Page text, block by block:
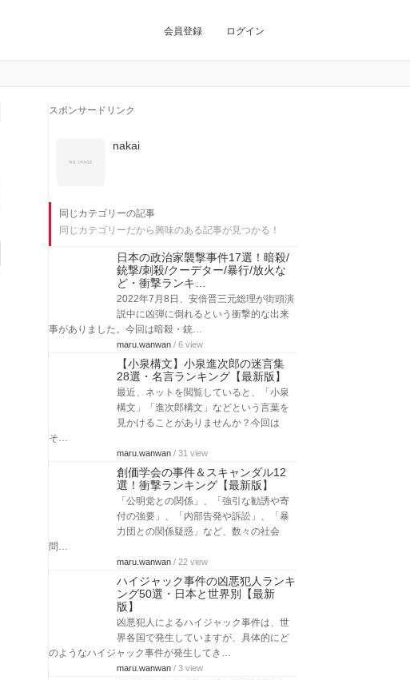
会員登録 ログイン
スポンサードリンク
nakai
同じカテゴリーの記事
同じカテゴリーだから興味のある記事が見つかる！
日本の政治家襲撃事件17選！暗殺/
銃撃/刺殺/クーデター/暴行/放火な
ど・衝撃ランキ…
2022年7月8日、安倍晋三元総理が街頭演
説中に凶弾に倒れるという衝撃的な出来
事がありました。今回は暗殺・銃…
maru.wanwan / 6 view
【小泉構文】小泉進次郎の迷言集
28選・名言ランキング【最新版】
最近、ネットを閲覧していると、「小泉
構文」「進次郎構文」などという言葉を
見かけることがありませんか？今回は
そ…
maru.wanwan / 31 view
創価学会の事件＆スキャンダル12
選！衝撃ランキング【最新版】
「公明党との関係」、「強引な勧誘や寄
付の強要」、「内部告発や訴訟」、「暴
力団との関係疑惑」など、数々の社会
問…
maru.wanwan / 22 view
ハイジャック事件の凶悪犯人ランキ
ング50選・日本と世界別【最新
版】
凶悪犯人によるハイジャック事件は、世
界各国で発生していますが、具体的にど
のようなハイジャック事件が発生してき…
maru.wanwan / 3 view